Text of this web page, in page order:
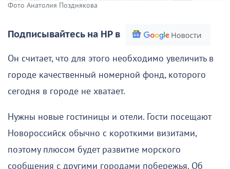
Фото Анатолия Позднякова
Подписывайтесь на НР в
Он считает, что для этого необходимо увеличить в
городе качественный номерной фонд, которого
сегодня в городе не хватает.
Нужны новые гостиницы и отели. Гости посещают
Новороссийск обычно с короткими визитами,
поэтому плюсом будет развитие морского
сообщения с другими городами побережья. Об